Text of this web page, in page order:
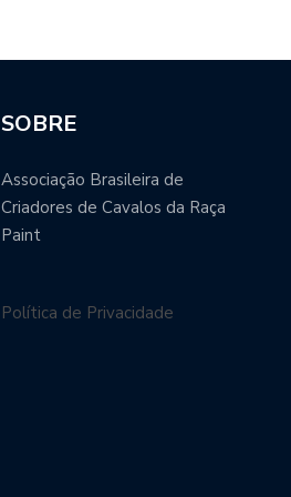
SOBRE
Associação Brasileira de
Criadores de Cavalos da Raça
Paint
Política de Privacidade